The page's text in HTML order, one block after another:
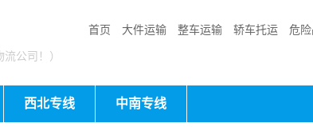
首页 大件运输 整车运输 轿车托运 危
公司！）
西北专线 中南专线